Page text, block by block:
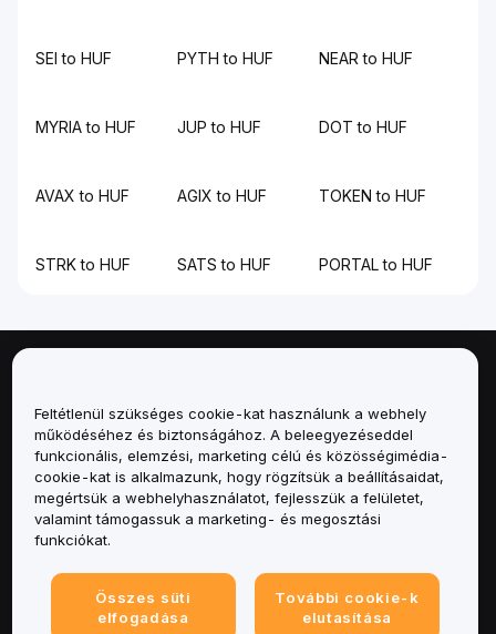
SEI to HUF PYTH to HUF NEAR to HUF
MYRIA to HUF JUP to HUF DOT to HUF
AVAX to HUF AGIX to HUF TOKEN to HUF
STRK to HUF SATS to HUF PORTAL to HUF
Szolgáltatások
Támogatás
Termékek
Feltétlenül szükséges cookie-kat használunk a webhely
működéséhez és biztonságához. A beleegyezéseddel
funkcionális, elemzési, marketing célú és közösségimédia-
cookie-kat is alkalmazunk, hogy rögzítsük a beállításaidat,
megértsük a webhelyhasználatot, fejlesszük a felületet,
valamint támogassuk a marketing- és megosztási
funkciókat.
Összes süti
elfogadása
További cookie-k
elutasítása